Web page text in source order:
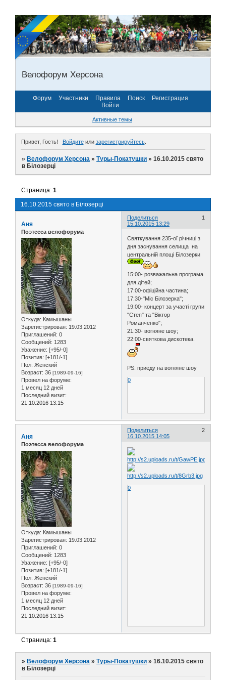
Велофорум Херсона
Форум Участники Правила Поиск
Регистрация
Войти
Активные темы
Привет, Гость! Войдитеили зарегистрируйтесь.
»Велофорум Херсона »Туры-Покатушки »16.10.2015 свято
в Білозерці
16.10.2015 свято в Білозерці
Страница:1
Поделиться
1
15.10.2015 13:29
Аня
Поэтесса велофорума
Откуда: Камышаны
Зарегистрирован: 19.03.2012
Приглашений: 0
Сообщений: 1283
Уважение: [+95/-0]
Позитив: [+181/-1]
Пол: Женский
Возраст: 36 [1989-09-16]
Провел на форуме:
1 месяц 12 дней
Последний визит:
21.10.2016 13:15
Святкування 235-ої річниці з
дня заснування селища на
центральній площі Білозерки
15:00- розважальна програма
для дітей;
17:00-офіційна частина;
17:30-"Міс Білозерка";
19:00- концерт за участі групи
"Степ" та "Віктор
Романченко";
21:30- вогняне шоу;
22:00-святкова дискотека.
PS: приеду на вогняне шоу
0
Поделиться
2
16.10.2015 14:05
Аня
Поэтесса велофорума
Откуда: Камышаны
Зарегистрирован: 19.03.2012
Приглашений: 0
Сообщений: 1283
Уважение: [+95/-0]
Позитив: [+181/-1]
Пол: Женский
Возраст: 36 [1989-09-16]
Провел на форуме:
1 месяц 12 дней
Последний визит:
21.10.2016 13:15
0
Страница:1
» Велофорум Херсона »Туры-Покатушки »16.10.2015 свято
в Білозерці